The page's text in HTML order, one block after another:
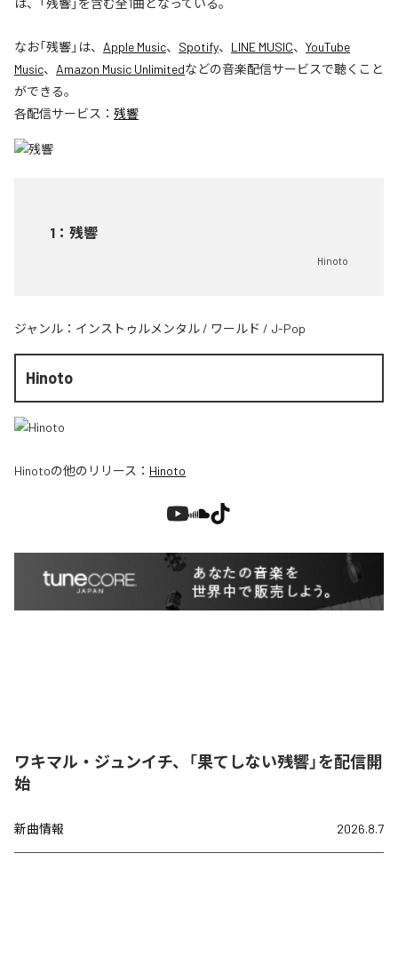
は、「残響」を含む全1曲となっている。
なお「残響」は、 Apple Music、 Spotify、 LINE MUSIC、 YouTube
Music、 Amazon Music Unlimitedなどの音楽配信サービスで聴くこと
ができる。
各配信サービス： 残響
1 ： 残響
Hinoto
ジャンル： インストゥルメンタル / ワールド / J-Pop
Hinoto
Hinotoの他のリリース： Hinoto
ワキマル・ジュンイチ、「果てしない残響」を配信開
始
新曲情報 2026.8.7